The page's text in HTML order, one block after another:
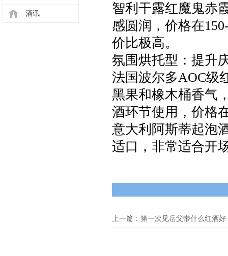
酒讯
智利干露红魔鬼赤
感圆润，价格在
价比极高。
氛围烘托型：提升
法国波尔多AOC级
黑果和橡木桶香气
酒环节使用，价格
意大利阿斯蒂起泡
适口，非常适合开
上一篇：第一次见岳父带什么红酒好